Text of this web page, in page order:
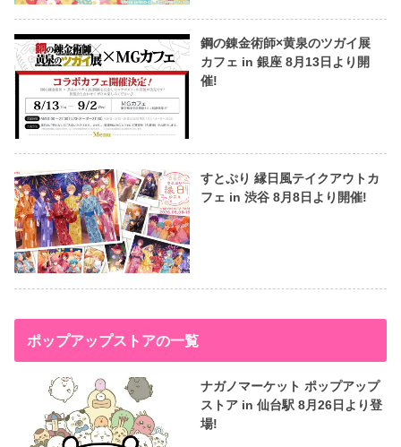
鋼の錬金術師×黄泉のツガイ展
カフェ in 銀座 8月13日より開
催!
すとぷり 縁日風テイクアウトカ
フェ in 渋谷 8月8日より開催!
ポップアップストアの一覧
ナガノマーケット ポップアップ
ストア in 仙台駅 8月26日より登
場!